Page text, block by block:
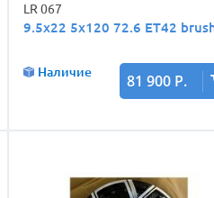
LR 067
9.5x22 5x120 72.6 ET42
Наличие 81 900 Р.